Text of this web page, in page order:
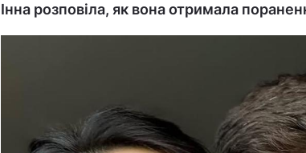
Інна розповіла, як вона отримала